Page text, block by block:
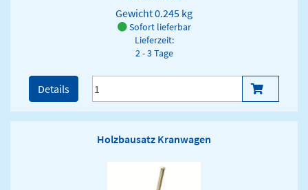
Gewicht0.245 kg
Sofort lieferbar
Lieferzeit:
2 - 3 Tage
Details
Holzbausatz Kranwagen